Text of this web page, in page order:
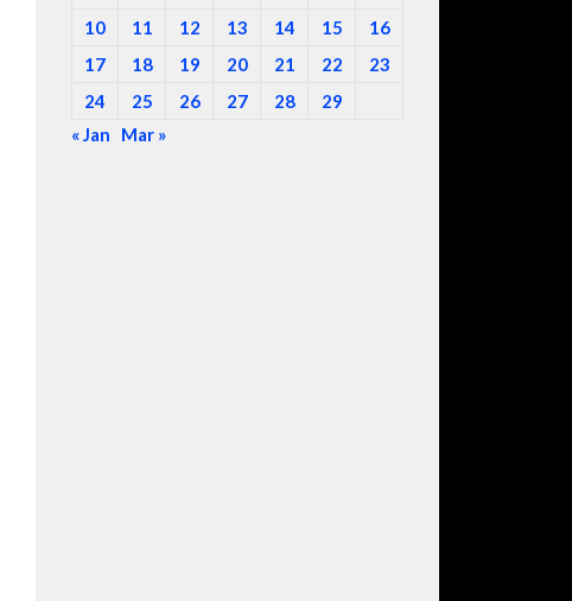
10
11 12 13 14 15
16
17
18 19 20 21 22
23
24
25 26 27 28
29
« Jan
Mar »